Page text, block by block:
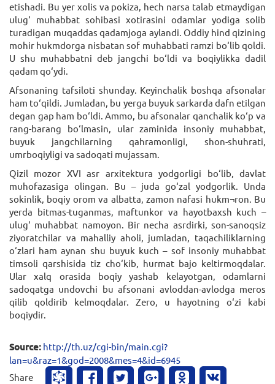
etishadi. Bu yer xolis va pokiza, hech narsa talab etmaydigan
ulug‘ muhabbat sohibasi xotirasini odamlar yodiga solib
turadigan muqaddas qadamjoga aylandi. Oddiy hind qizining
mohir hukmdorga nisbatan sof muhabbati ramzi bo‘lib qoldi.
U shu muhabbatni deb jangchi bo‘ldi va boqiylikka dadil
qadam qo‘ydi.
Afsonaning tafsiloti shunday. Keyinchalik boshqa afsonalar
ham to‘qildi. Jumladan, bu yerga buyuk sarkarda dafn etilgan
degan gap ham bo‘ldi. Ammo, bu afsonalar qanchalik ko‘p va
rang-barang bo‘lmasin, ular zaminida insoniy muhabbat,
buyuk jangchilarning qahramonligi, shon-shuhrati,
umrboqiyligi va sadoqati mujassam.
Qizil mozor XVI asr arxitektura yodgorligi bo‘lib, davlat
muhofazasiga olingan. Bu – juda go‘zal yodgorlik. Unda
sokinlik, boqiy orom va albatta, zamon nafasi hukm¬ron. Bu
yerda bitmas-tuganmas, maftunkor va hayotbaxsh kuch –
ulug‘ muhabbat namoyon. Bir necha asrdirki, son-sanoqsiz
ziyoratchilar va mahalliy aholi, jumladan, taqachiliklarning
o‘zlari ham aynan shu buyuk kuch – sof insoniy muhabbat
timsoli qarshisida tiz cho‘kib, hurmat bajo keltirmoqdalar.
Ular xalq orasida boqiy yashab kelayotgan, odamlarni
sadoqatga undovchi bu afsonani avloddan-avlodga meros
qilib qoldirib kelmoqdalar. Zero, u hayotning o‘zi kabi
boqiydir.
Source: http://th.uz/cgi-bin/main.cgi?
lan=u&raz=1&god=2008&mes=4&id=6945
Share